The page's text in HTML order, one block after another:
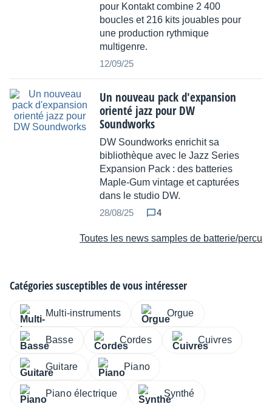
pour Kontakt combine 2 400
boucles et 216 kits jouables pour
une production rythmique
multigenre.
12/09/25
Un nouveau pack d'expansion
orienté jazz pour DW
Soundworks
DW Soundworks enrichit sa
bibliothèque avec le Jazz Series
Expansion Pack : des batteries
Maple-Gum vintage et capturées
dans le studio DW.
28/08/25
4
Toutes les news samples de batterie/percu
Catégories susceptibles de vous intéresser
Multi-instruments Orgue
Basse Cordes Cuivres
Guitare Piano
Piano électrique Synthé